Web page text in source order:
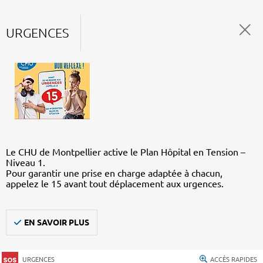
URGENCES
Le CHU de Montpellier active le Plan Hôpital en Tension –
Niveau 1.
Pour garantir une prise en charge adaptée à chacun,
appelez le 15 avant tout déplacement aux urgences.
EN SAVOIR PLUS
URGENCES ACCÈS RAPIDES